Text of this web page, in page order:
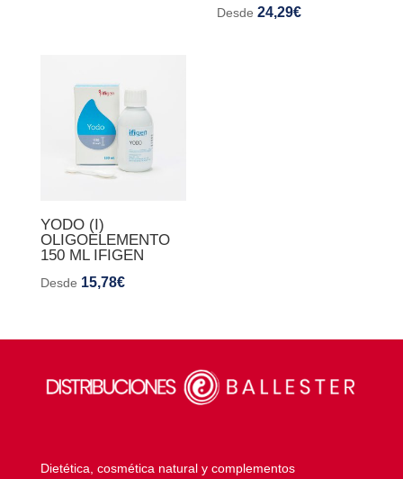
Desde24,29€
YODO (I)
OLIGOELEMENTO
150 ML IFIGEN
Desde 15,78€
Dietética, cosmética natural y complementos